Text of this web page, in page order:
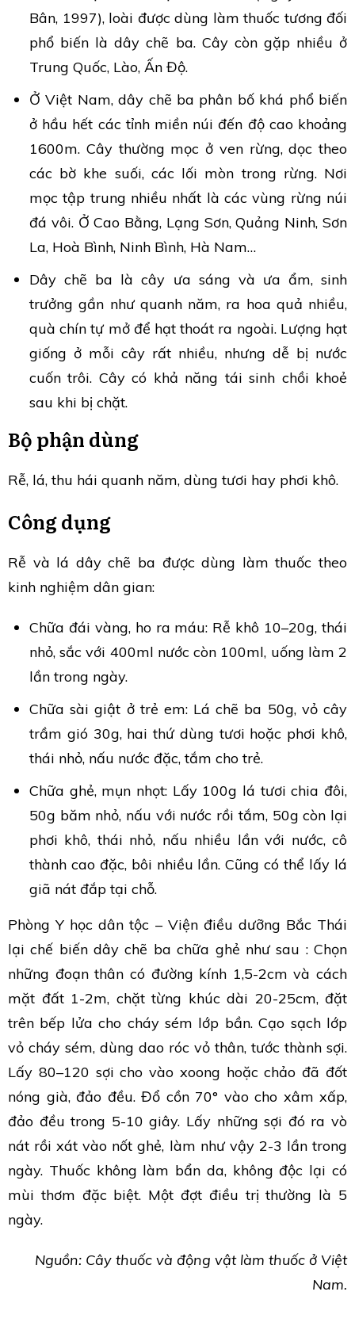
Bân, 1997), loài được dùng làm thuốc tương đối
phổ biến là dây chẽ ba. Cây còn gặp nhiều ở
Trung Quốc, Lào, Ấn Độ.
Ở Việt Nam, dây chẽ ba phân bố khá phổ biến
ở hầu hết các tỉnh miền núi đến độ cao khoảng
1600m. Cây thường mọc ở ven rừng, dọc theo
các bờ khe suối, các lối mòn trong rừng. Nơi
mọc tập trung nhiều nhất là các vùng rừng núi
đá vôi. Ở Cao Bằng, Lạng Sơn, Quảng Ninh, Sơn
La, Hoà Bình, Ninh Bình, Hà Nam…
Dây chẽ ba là cây ưa sáng và ưa ẩm, sinh
trưởng gần như quanh năm, ra hoa quả nhiều,
quà chín tự mở để hạt thoát ra ngoài. Lượng hạt
giống ở mỗi cây rất nhiều, nhưng dễ bị nước
cuốn trôi. Cây có khả năng tái sinh chồi khoẻ
sau khi bị chặt.
Bộ phận dùng
Rễ, lá, thu hái quanh năm, dùng tươi hay phơi khô.
Công dụng
Rễ và lá dây chẽ ba được dùng làm thuốc theo
kinh nghiệm dân gian:
Chữa đái vàng, ho ra máu: Rễ khô 10–20g, thái
nhỏ, sắc với 400ml nước còn 100ml, uống làm 2
lần trong ngày.
Chữa sài giật ở trẻ em: Lá chẽ ba 50g, vỏ cây
trầm gió 30g, hai thứ dùng tươi hoặc phơi khô,
thái nhỏ, nấu nước đặc, tắm cho trẻ.
Chữa ghẻ, mụn nhọt: Lấy 100g lá tươi chia đôi,
50g băm nhỏ, nấu với nước rồi tắm, 50g còn lại
phơi khô, thái nhỏ, nấu nhiều lần với nước, cô
thành cao đặc, bôi nhiều lần. Cũng có thể lấy lá
giã nát đắp tại chỗ.
Phòng Y học dân tộc – Viện điều dưỡng Bắc Thái
lại chế biến dây chẽ ba chữa ghẻ như sau : Chọn
những đoạn thân có đường kính 1,5-2cm và cách
mặt đất 1-2m, chặt từng khúc dài 20-25cm, đặt
trên bếp lửa cho cháy sém lớp bần. Cạo sạch lớp
vỏ cháy sém, dùng dao róc vỏ thân, tước thành sợi.
Lấy 80–120 sợi cho vào xoong hoặc chảo đã đốt
nóng già, đảo đều. Đổ cồn 70° vào cho xâm xấp,
đảo đều trong 5-10 giây. Lấy những sợi đó ra vò
nát rồi xát vào nốt ghẻ, làm như vậy 2-3 lần trong
ngày. Thuốc không làm bẩn da, không độc lại có
mùi thơm đặc biệt. Một đợt điều trị thường là 5
ngày.
Nguồn: Cây thuốc và động vật làm thuốc ở Việt
Nam.